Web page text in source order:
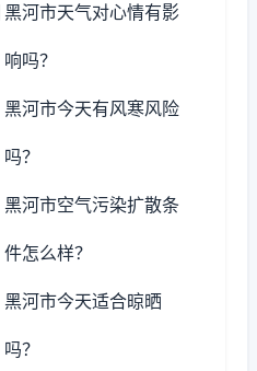
黑河市天气对心情有影
响吗？
黑河市今天有风寒风险
吗？
黑河市空气污染扩散条
件怎么样？
黑河市今天适合晾晒
吗？